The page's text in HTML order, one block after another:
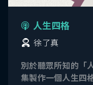
人生四格
徐了真
別於聽眾所知的「
集製作一個人生四